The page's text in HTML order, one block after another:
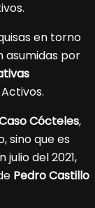
en torno
asumidas por
Cócteles,
sino que es
del 2021,
Pedro Castillo